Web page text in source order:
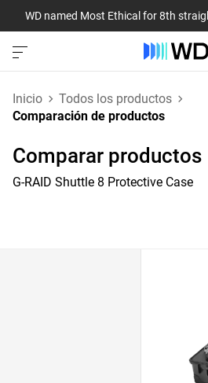
WD named Most Ethical for 8th
Inicio
Todos los productos
Comparación de productos
Comparar productos
G-RAID Shuttle 8 Protective Case